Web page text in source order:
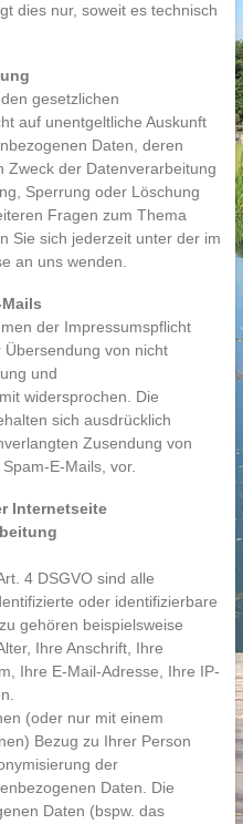
dies nur, soweit es technisch
gesetzlichen
auf unentgeltliche Auskunft
Daten, deren
Zweck der Datenverarbeitung
Sperrung oder Löschung
Fragen zum Thema
Sie sich jederzeit unter der im
an uns wenden.
der Impressumspflicht
von nicht
und
widersprochen. Die
sich ausdrücklich
Zusendung von
E-Mails, vor.
Internetseite
4 DSGVO sind alle
oder identifizierbare
gehören beispielsweise
Ihre Anschrift, Ihre
Ihre E-Mail-Adresse, Ihre IP-
(oder nur mit einem
Bezug zu Ihrer Person
der
Daten. Die
Daten (bspw. das